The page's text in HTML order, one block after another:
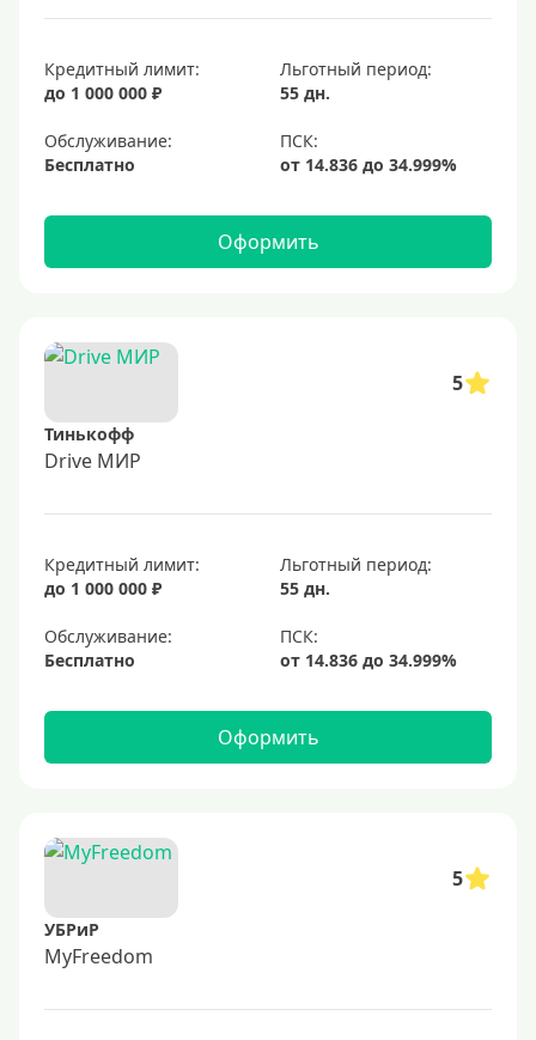
Кредитный лимит:
до 1 000 000 ₽
Льготный период:
55 дн.
Обслуживание:
Бесплатно
Оформить
5
Тинькофф
Drive МИР
Кредитный лимит:
до 1 000 000 ₽
Льготный период:
55 дн.
Обслуживание:
Бесплатно
Оформить
5
УБРиР
MyFreedom